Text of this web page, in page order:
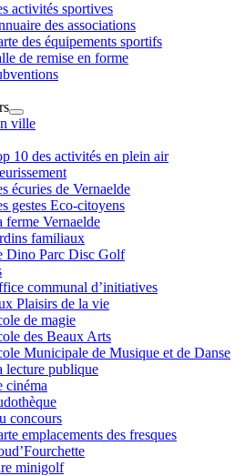
activités sportives
des associations
des équipements sportifs
de remise en forme
ville
10 des activités en plein air
écuries de Vernaelde
gestes Eco-citoyens
ferme Vernaelde
familiaux
Dino Parc Disc Golf
communal d’initiatives
Plaisirs de la vie
de magie
des Beaux Arts
Municipale de Musique et de Danse
lecture publique
cinéma
concours
emplacements des fresques
minigolf